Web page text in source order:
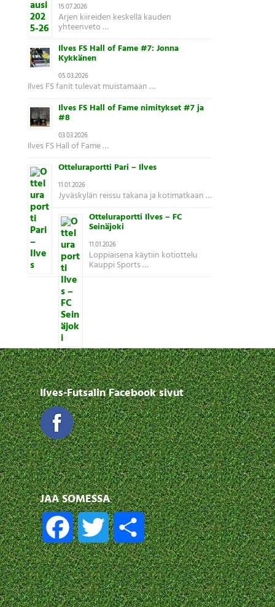
15.07.2026
Arjen kiireiden keskellä kauden
yhteenveto …
Ilves FS Hall of Fame #7: Jonna
Kykkänen
05.03.2026
Ilves FS fanit tulevat muistamaan …
Ilves FS Hall of Fame nimitykset #7 ja
#8
03.03.2026
Ilves FS Hall of Fame …
Otteluraportti Pari – Ilves
11.01.2026
Jyväskylän reissu takana ja kotimatkaan …
Otteluraportti Ilves – FC
Seinäjoki
11.01.2026
Loppiaisena käytiin kotiottelu
Kauppi Sports …
Ilves-Futsalin Facebook sivut
JAA SOMESSA
F
a
c
T
w
i
S
h
a